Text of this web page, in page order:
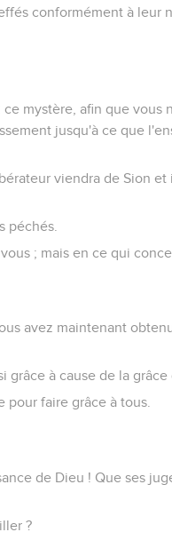
conformément à leur
mystère, afin que vous
jusqu'à ce que
viendra de Sion
péchés.
; mais en ce qui
avez maintenant
à cause de la grâce
pour faire grâce à tous.
de Dieu ! Que ses
?